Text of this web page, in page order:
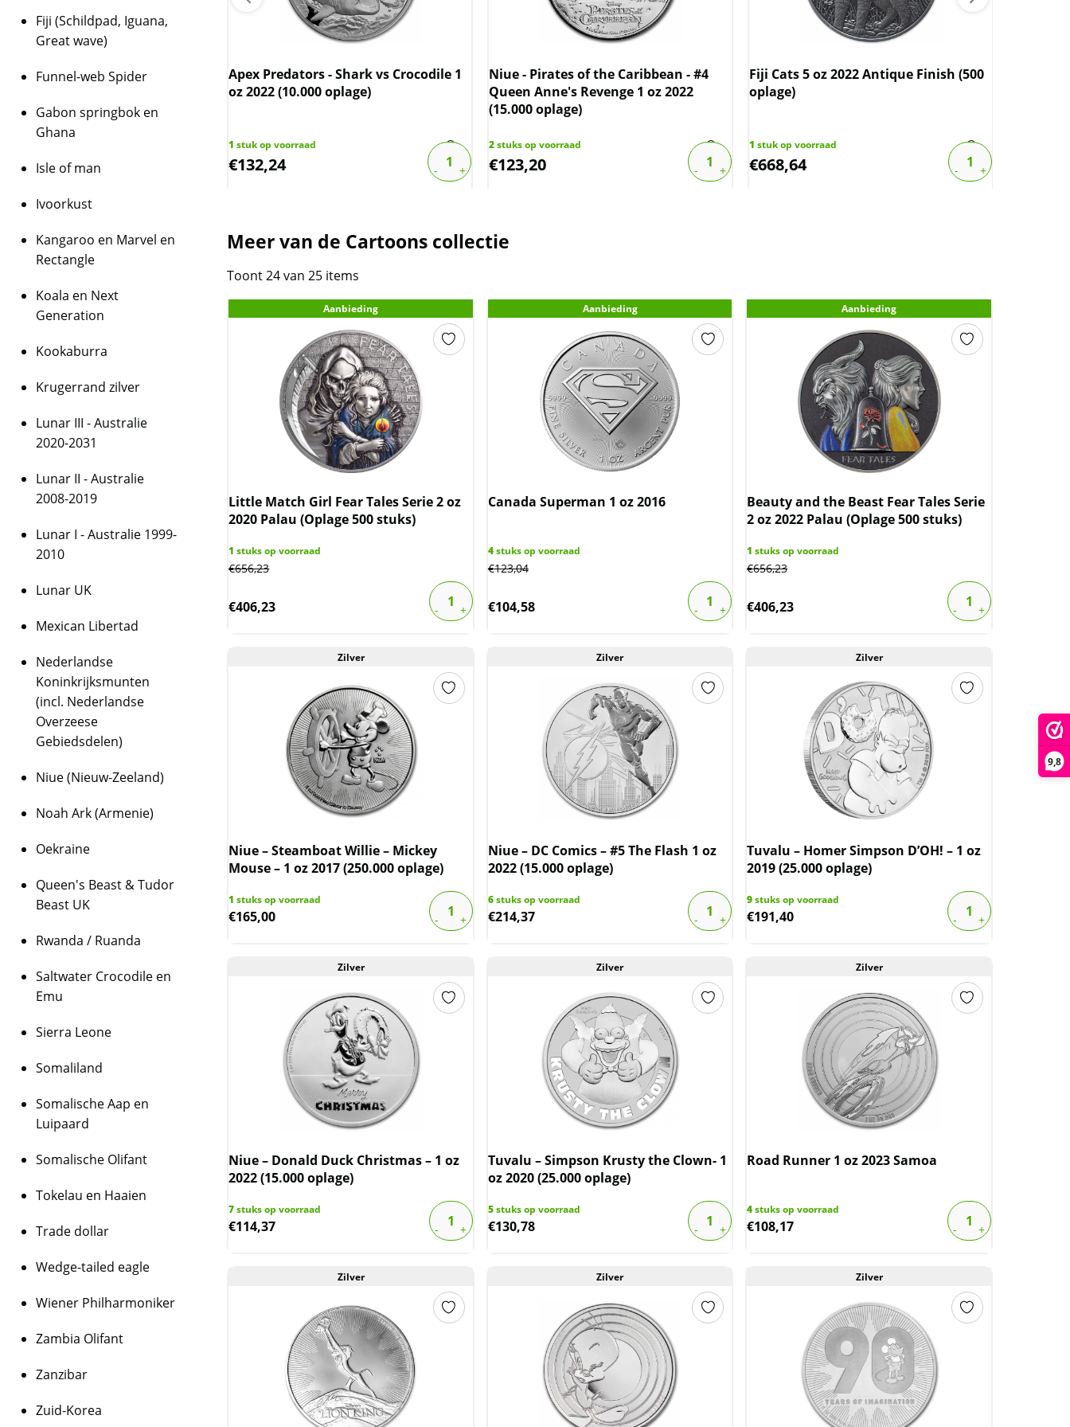
9,8
(1922-1943) (slechts 10%
op voorraad
Apex Predators - Shark vs Crocodile 1
oz 2022 (10.000 oplage)
1 stuk op voorraad
€132,24
Niue - Pirates of the Caribbean - #4
Queen Anne's Revenge 1 oz 2022
(15.000 oplage)
2stuks op voorraad
€123,20
Fiji Cats 5 oz 2022 Antique Finish (500
oplage)
1 stuk op voorraad
€668,64
Meer van de Cartoons collectie
Toont 24 van 25 items
Aanbieding
Little Match Girl Fear Tales Serie 2 oz
2020 Palau (Oplage 500 stuks)
1 stuks op voorraad
€656,23
€406,23
Aanbieding
Canada Superman 1 oz 2016
4stuks op voorraad
€123,04
€104,58
Aanbieding
Beauty and the Beast Fear Tales Serie
2 oz 2022 Palau (Oplage 500 stuks)
1 stuks op voorraad
€656,23
€406,23
Zilver
Niue – Steamboat Willie – Mickey
Mouse – 1 oz 2017 (250.000 oplage)
1 stuks op voorraad
€165,00
Zilver
Niue – DC Comics – #5 The Flash 1 oz
2022 (15.000 oplage)
6stuks op voorraad
€214,37
Zilver
Tuvalu – Homer Simpson D’OH! – 1 oz
2019 (25.000 oplage)
9stuks op voorraad
€191,40
Zilver
Niue – Donald Duck Christmas – 1 oz
2022 (15.000 oplage)
7stuks op voorraad
€114,37
Zilver
Tuvalu – Simpson Krusty the Clown- 1
oz 2020 (25.000 oplage)
5stuks op voorraad
€130,78
Zilver
Road Runner 1 oz 2023 Samoa
4stuks op voorraad
€108,17
Zilver Zilver Zilver
Fiji (Schildpad, Iguana,
Great wave)
Funnel-web Spider
Gabon springbok en
Ghana
Isle of man
Ivoorkust
Kangaroo en Marvel en
Rectangle
Koala en Next
Generation
Kookaburra
Krugerrand zilver
Lunar III - Australie
2020-2031
Lunar II - Australie
2008-2019
Lunar I - Australie 1999-
2010
Lunar UK
Mexican Libertad
Nederlandse
Koninkrijksmunten
(incl. Nederlandse
Overzeese
Gebiedsdelen)
Niue (Nieuw-Zeeland)
Noah Ark (Armenie)
Oekraine
Queen's Beast & Tudor
Beast UK
Rwanda / Ruanda
Saltwater Crocodile en
Emu
Sierra Leone
Somaliland
Somalische Aap en
Luipaard
Somalische Olifant
Tokelau en Haaien
Trade dollar
Wedge-tailed eagle
Wiener Philharmoniker
Zambia Olifant
Zanzibar
Zuid-Korea